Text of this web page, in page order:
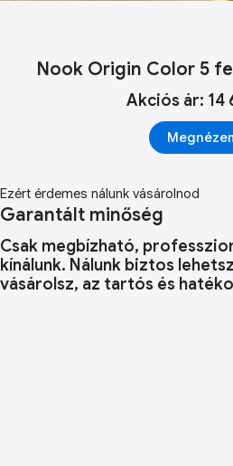
Nook Origin Color 5
Akciós ár: 14
Ezért érdemes nálunk vásárolnod
Garantált minőség
Csak megbízható,
kínálunk. Nálunk biztos
vásárolsz, az tartós és